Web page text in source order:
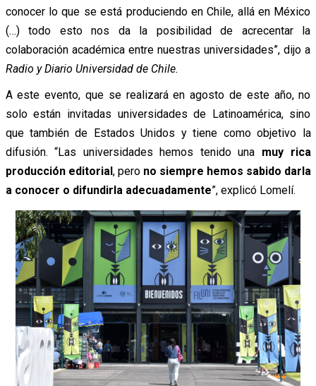
conocer lo que se está produciendo en Chile, allá en México
(…) todo esto nos da la posibilidad de acrecentar la
colaboración académica entre nuestras universidades”, dijo a
Radio y Diario Universidad de Chile.
A este evento, que se realizará en agosto de este año, no
solo están invitadas universidades de Latinoamérica, sino
que también de Estados Unidos y tiene como objetivo la
difusión. “Las universidades hemos tenido una muy rica
producción editorial, pero no siempre hemos sabido darla
a conocer o difundirla adecuadamente”, explicó Lomelí.